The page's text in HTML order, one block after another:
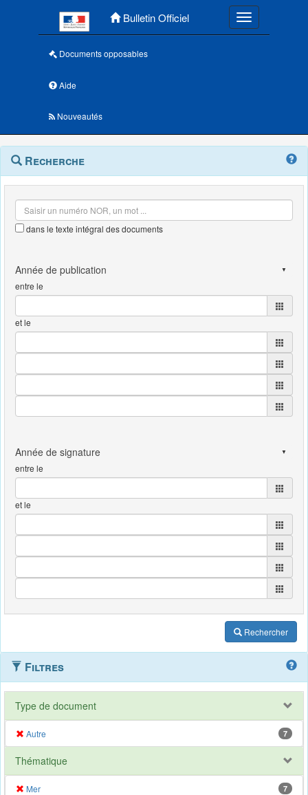
Bulletin Officiel Toggle
Documents opposables
Aide
Nouveautés
Navigation
outils
Menu
contextuel
Recherche
dans le texte intégral des documents
entre le
et le
entre le
et le
Rechercher
Filtres
Type de document
Autre 7
Thématique
Mer 7